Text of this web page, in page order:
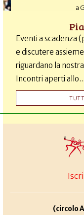
a
Eventi a scadenza
e discutere
riguardano la
Incontri aperti allo...
(circolo